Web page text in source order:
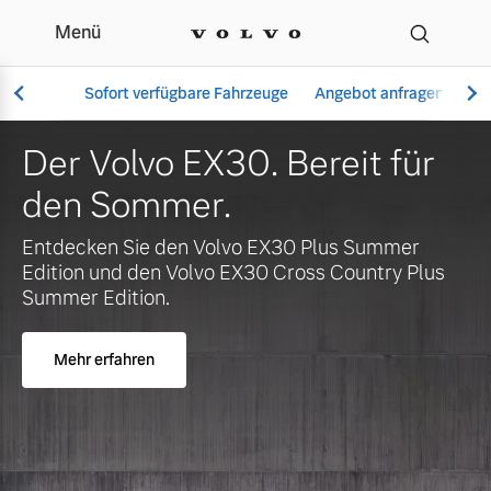
Ihr Volvo Händler in
Menü
Sofort verfügbare Fahrzeuge Angebot anfragen
Vollelektrisch
6 Modelle
Plug-in Hybrid
Geschäftskunden
Unser Team
EX30. Bereit für
den Volvo EX30 Plus Summer
Volvo EX30 Cross Country Plus
Jetzt
XC60